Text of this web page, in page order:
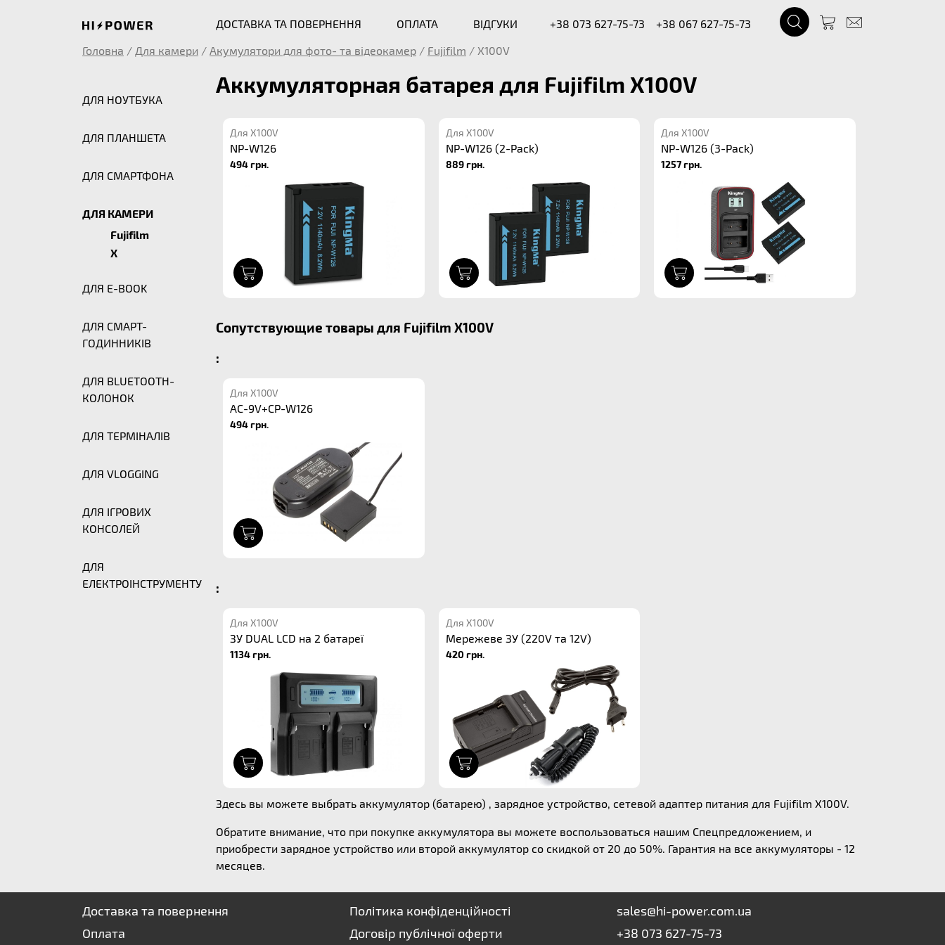
ДОСТАВКА ТА ПОВЕРНЕННЯ ОПЛАТА ВІДГУКИ +38 073 627-75-73
+38 067 627-75-73
Головна / Для камери / Акумулятори для фото- та відеокамер / Fujifilm / X100V
ДЛЯ НОУТБУКА
ДЛЯ ПЛАНШЕТА
ДЛЯ СМАРТФОНА
ДЛЯ КАМЕРИ
Fujifilm
X
ДЛЯ E-BOOK
ДЛЯ СМАРТ-
ГОДИННИКІВ
ДЛЯ BLUETOOTH-
КОЛОНОК
ДЛЯ ТЕРМІНАЛІВ
ДЛЯ VLOGGING
ДЛЯ ІГРОВИХ
КОНСОЛЕЙ
ДЛЯ
ЕЛЕКТРОІНСТРУМЕНТУ
Аккумуляторная батарея для Fujifilm X100V
Для X100V
NP-W126
494 грн.
Для X100V
NP-W126 (2-Pack)
889 грн.
Для X100V
NP-W126 (3-Pack)
1257 грн.
Сопутствующие товары для Fujifilm X100V
:
Для X100V
AC-9V+CP-W126
494 грн.
:
Для X100V
ЗУ DUAL LCD на 2 батареї
1134 грн.
Для X100V
Мережеве ЗУ (220V та 12V)
420 грн.
Здесь вы можете выбрать аккумулятор (батарею) , зарядное устройство, сетевой адаптер питания для Fujifilm X100V.
Обратите внимание, что при покупке аккумулятора вы можете воспользоваться нашим Спецпредложением, и
приобрести зарядное устройство или второй аккумулятор со скидкой от 20 до 50%. Гарантия на все аккумуляторы - 12
месяцев.
Доставка та повернення
Оплата
Політика конфіденційності
Договір публічної оферти
sales@hi-power.com.ua
+38 073 627-75-73